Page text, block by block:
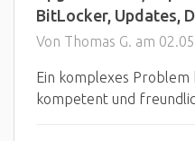
BitLocker, Updates,
Von Thomas G. am
Ein komplexes
kompetent und